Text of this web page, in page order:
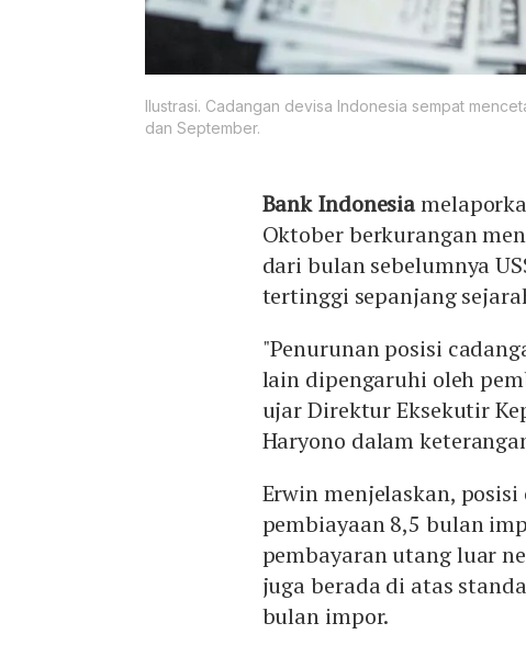
Ilustrasi. Cadangan devisa Indonesia sempat
dan September.
Bank Indonesia
Oktober berkurangan
dari bulan sebelumnya
tertinggi sepanjang
"Penurunan posisi
lain dipengaruhi oleh
ujar Direktur Eksekutir
Haryono dalam
Erwin menjelaskan,
pembiayaan 8,5 bulan
pembayaran utang luar
juga berada di atas
bulan impor.